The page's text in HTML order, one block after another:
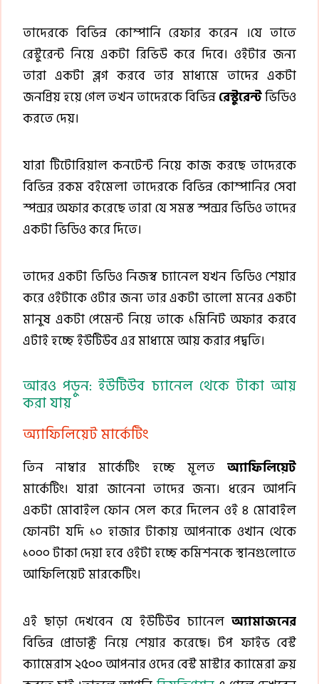
তাদেরকে বিভিন্ন কোম্পানি রেফার করেন ।যে তাতে
রেস্টুরেন্ট নিয়ে একটা রিভিউ করে দিবে। ওইটার জন্য
তারা একটা ব্লগ করবে তার মাধ্যমে তাদের একটা
জনপ্রিয় হয়ে গেল তখন তাদেরকে বিভিন্নরেস্টুরেন্টভিডিও
করতে দেয়।
যারা টিটোরিয়াল কনটেন্ট নিয়ে কাজ করছে তাদেরকে
বিভিন্ন রকম বইমেলা তাদেরকে বিভিন্ন কোম্পানির সেবা
স্পন্সর অফার করেছে তারা যে সমস্ত স্পন্সর ভিডিও তাদের
একটা ভিডিও করে দিতে।
তাদের একটা ভিডিও নিজস্ব চ্যানেল যখন ভিডিও শেয়ার
করে ওইটাকে ওটার জন্য তার একটা ভালো মনের একটা
মানুষ একটা পেমেন্ট নিয়ে তাকে ১মিনিট অফার করবে
এটাই হচ্ছে ইউটিউব এর মাধ্যমে আয় করার পদ্বতি।
আরও পড়ুন: ইউটিউব চ্যানেল থেকে টাকা আয়
করা যায়
অ্যাফিলিয়েট মার্কেটিং
তিন নাম্বার মার্কেটিং হচ্ছে মূলত অ্যাফিলিয়েট
মার্কেটিং। যারা জানেনা তাদের জন্য। ধরেন আপনি
একটা মোবাইল ফোন সেল করে দিলেন ওই ৪ মোবাইল
ফোনটা যদি ১০ হাজার টাকায় আপনাকে ওখান থেকে
১০০০ টাকা দেয়া হবে ওইটা হচ্ছে কমিশনকে স্থানগুলোতে
আফিলিয়েট মারকেটিং।
এই ছাড়া দেখবেন যে ইউটিউব চ্যানেল অ্যামাজনের
বিভিন্ন প্রোডাক্ট নিয়ে শেয়ার করেছে। টপ ফাইভ বেস্ট
ক্যামেরাস ২৫০০ আপনার ওদের বেস্ট মাস্টার ক্যামেরা ক্রয়